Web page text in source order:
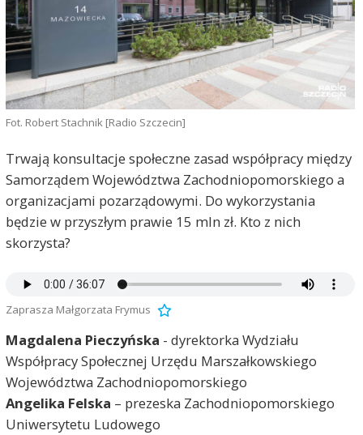
Fot. Robert Stachnik [Radio Szczecin]
Trwają konsultacje społeczne zasad współpracy między
Samorządem Województwa Zachodniopomorskiego a
organizacjami pozarządowymi. Do wykorzystania
będzie w przyszłym prawie 15 mln zł. Kto z nich
skorzysta?
Zaprasza Małgorzata Frymus
Magdalena Pieczyńska - dyrektorka Wydziału
Współpracy Społecznej Urzędu Marszałkowskiego
Województwa Zachodniopomorskiego
Angelika Felska – prezeska Zachodniopomorskiego
Uniwersytetu Ludowego